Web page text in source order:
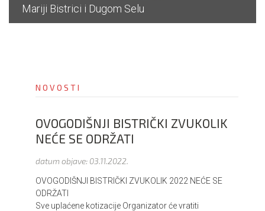
t
Mariji Bistrici i Dugom Selu
NOVOSTI
OVOGODIŠNJI BISTRIČKI ZVUKOLIK
NEĆE SE ODRŽATI
datum objave: 03.11.2022.
OVOGODIŠNJI BISTRIČKI ZVUKOLIK 2022 NEĆE SE
ODRŽATI
Sve uplaćene kotizacije Organizator će vratiti